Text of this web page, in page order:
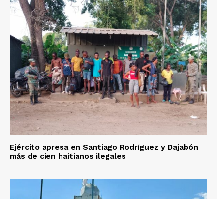
Ejército apresa en Santiago Rodríguez y Dajabón
más de cien haitianos ilegales